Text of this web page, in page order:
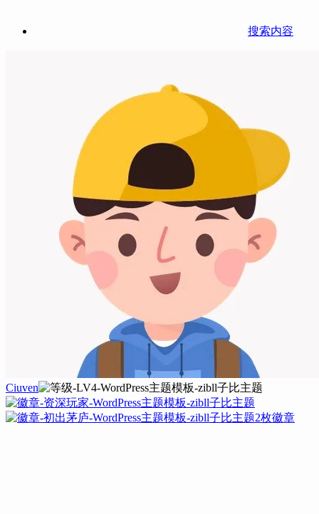
搜索内容
Ciuven
2枚徽章